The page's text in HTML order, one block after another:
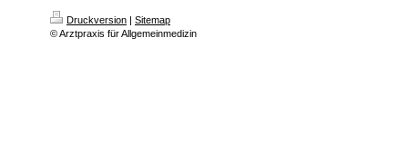
Druckversion | Sitemap
© Arztpraxis für Allgemeinmedizin